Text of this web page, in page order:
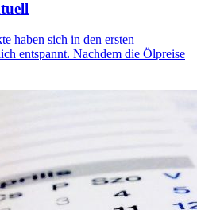
haben sich in den ersten
entspannt. Nachdem die Ölpreise